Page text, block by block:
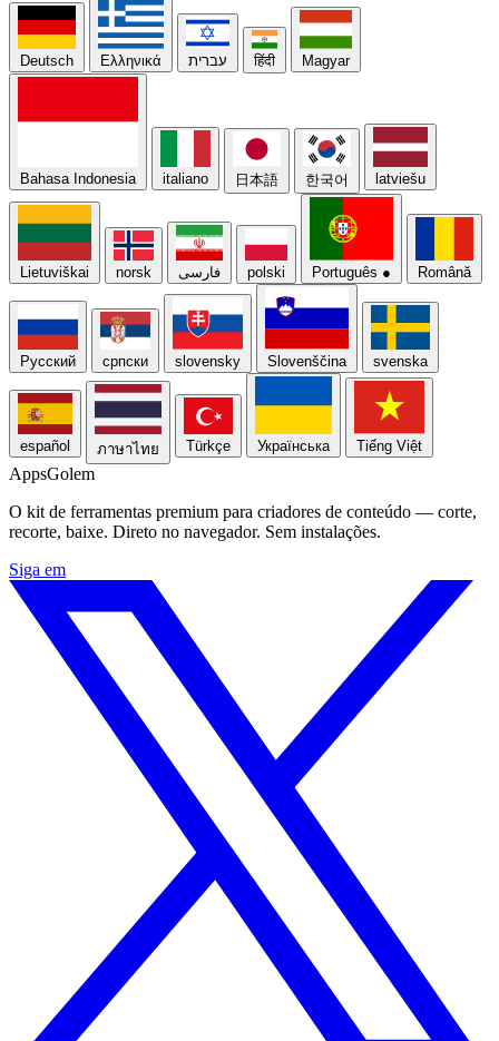
Deutsch Ελληνικά עברית हिंदी Magyar
Bahasa Indonesia italiano 日本語 한국어 latviešu
Lietuviškai norsk فارسی polski Português ● Română
Русский српски slovensky Slovenščina svenska
español ภาษาไทย Türkçe Українська Tiếng Việt
AppsGolem
O kit de ferramentas premium para criadores de conteúdo — corte,
recorte, baixe. Direto no navegador. Sem instalações.
Siga em